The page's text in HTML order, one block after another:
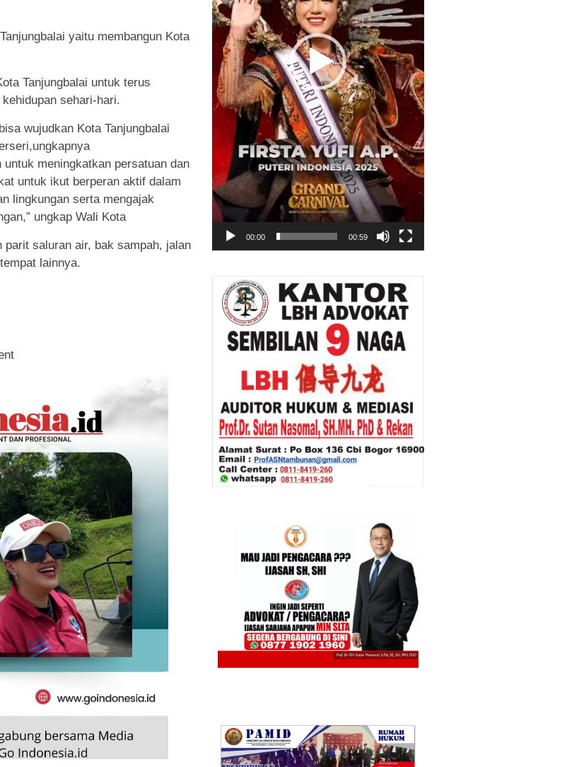
yaitu membangun Kota
Tanjungbalai untuk terus
sehari-hari.
wujudkan Kota Tanjungbalai
meningkatkan persatuan dan
untuk ikut berperan aktif dalam
lingkungan serta mengajak
ungkap Wali Kota
saluran air, bak sampah, jalan
lainnya.
00:00 00:59